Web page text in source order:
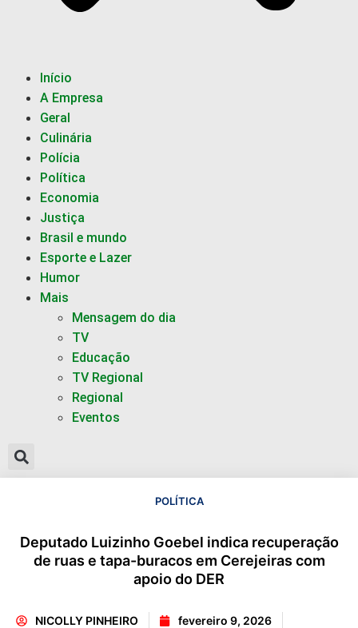
Início
A Empresa
Geral
Culinária
Polícia
Política
Economia
Justiça
Brasil e mundo
Esporte e Lazer
Humor
Mais
Mensagem do dia
TV
Educação
TV Regional
Regional
Eventos
POLÍTICA
Deputado Luizinho Goebel indica recuperação
de ruas e tapa-buracos em Cerejeiras com
apoio do DER
NICOLLY PINHEIRO
fevereiro 9, 2026